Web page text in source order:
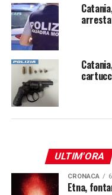
ULTIM'ORA
CRONACA
Etna,